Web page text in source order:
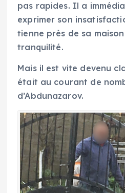
pas rapides. Il a
exprimer son
tienne près de sa
tranquilité.
Mais il est vite devenu
était au courant de
d’Abdunazarov.